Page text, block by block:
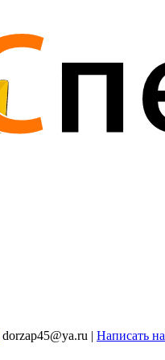
dorzap45@ya.ru | Написать